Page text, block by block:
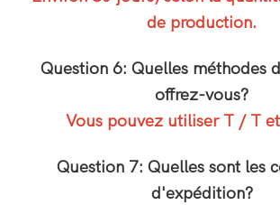
de production.
Question 6: Quelles méthodes
offrez-vous?
Vous pouvez utiliser T / T et
Question 7: Quelles sont les
d'expédition?